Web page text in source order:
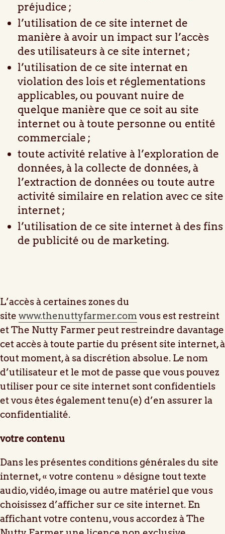
préjudice ;
l’utilisation de ce site internet de
manière à avoir un impact sur l’accès
des utilisateurs à ce site internet ;
l’utilisation de ce site internat en
violation des lois et réglementations
applicables, ou pouvant nuire de
quelque manière que ce soit au site
internet ou à toute personne ou entité
commerciale ;
toute activité relative à l’exploration de
données, à la collecte de données, à
l’extraction de données ou toute autre
activité similaire en relation avec ce site
internet ;
l’utilisation de ce site internet à des fins
de publicité ou de marketing.
L’accès à certaines zones du
site www.thenuttyfarmer.com vous est restreint
et The Nutty Farmer peut restreindre davantage
cet accès à toute partie du présent site internet, à
tout moment, à sa discrétion absolue. Le nom
d’utilisateur et le mot de passe que vous pouvez
utiliser pour ce site internet sont confidentiels
et vous êtes également tenu(e) d’en assurer la
confidentialité.
votre contenu
Dans les présentes conditions générales du site
internet, « votre contenu » désigne tout texte
audio, vidéo, image ou autre matériel que vous
choisissez d’afficher sur ce site internet. En
affichant votre contenu, vous accordez à The